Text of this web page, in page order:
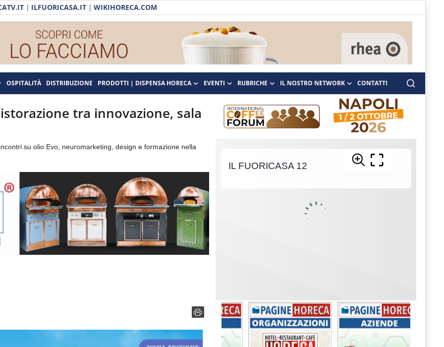
| ILFUORICASA.IT | WIKIHORECA.COM
OSPITALITÀ DISTRIBUZIONE PRODOTTI | DISPENSA HORECA EVENTI RUBRICHE IL NOSTRO NETWORK CONTATTI
tra innovazione, sala
su olio Evo, neuromarketing, design e formazione nella